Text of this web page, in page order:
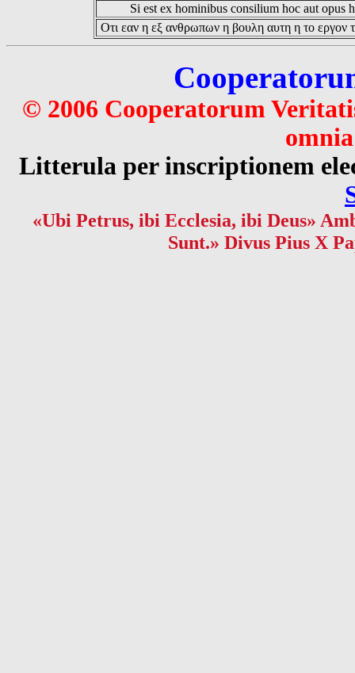
Si est ex hominibus consilium hoc aut opus
Οτι εαν η εξ ανθρωπων η βουλη αυτη η το εργον
© 2006 Cooperatorum
Litterula per inscriptionem
«Ubi Petrus, ibi Ecclesia, ibi Deus»
Sunt.» Divus Pius X